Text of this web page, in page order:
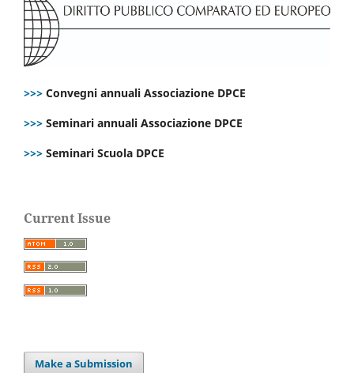
>>> Convegni annuali Associazione DPCE
>>> Seminari annuali Associazione DPCE
>>> Seminari Scuola DPCE
Current Issue
Make a Submission